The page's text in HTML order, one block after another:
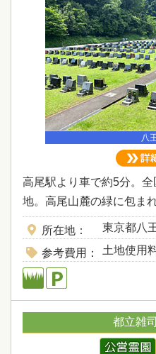
八
高尾駅より車で約5分。
地。高尾山麓の緑に包ま
所在地 東京都八
参考費用 土地使用
都立雑